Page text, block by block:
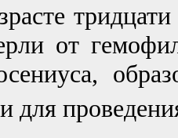
от
для